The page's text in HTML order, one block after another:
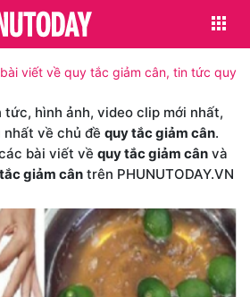
viết về quy tắc giảm cân, tin tức quy
hình ảnh, video clip mới nhất,
nhất về chủ đề quy tắc giảm cân.
bài viết về quy tắc giảm cân và
giảm cân trên PHUNUTODAY.VN